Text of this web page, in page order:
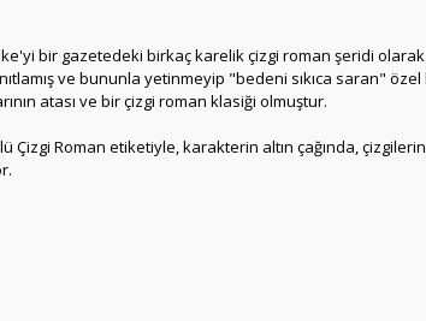
bir gazetedeki birkaç karelik çizgi roman şeridi
ve bununla yetinmeyip "bedeni sıkıca saran"
atası ve bir çizgi roman klasiği olmuştur.
Çizgi Roman etiketiyle, karakterin altın çağında,